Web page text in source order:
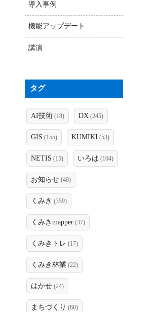
導入事例
機能アップデート
講演
タグ
AI技術 (18) DX (245)
GIS (155) KUMIKI (53)
NETIS (15) いろは (104)
お知らせ (40)
くみき (359)
くみきmapper (37)
くみきトレ (17)
くみき林業 (22)
はかせ (24)
まちづくり (60)